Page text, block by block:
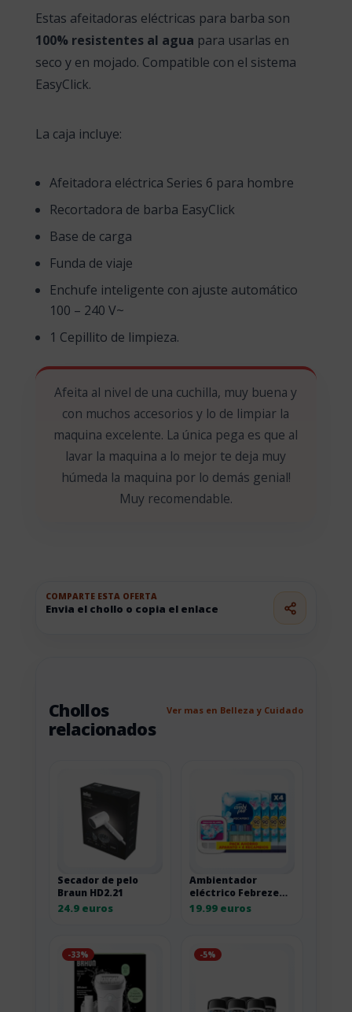
Estas afeitadoras eléctricas para barba son
100% resistentes al agua para usarlas en
seco y en mojado. Compatible con el sistema
EasyClick.
La caja incluye:
Afeitadora eléctrica Series 6 para hombre
Recortadora de barba EasyClick
Base de carga
Funda de viaje
Enchufe inteligente con ajuste automático
100 – 240 V~
1 Cepillito de limpieza.
Afeita al nivel de una cuchilla, muy buena y
con muchos accesorios y lo de limpiar la
maquina excelente. La única pega es que al
lavar la maquina a lo mejor te deja muy
húmeda la maquina por lo demás genial!
Muy recomendable.
COMPARTE ESTA OFERTA
Envia el chollo o copia el enlace
Chollos
relacionados
Ver mas en Belleza y Cuidado
Secador de pelo
Braun HD2.21
24.9 euros
Ambientador
eléctrico Febreze
3Volution con
19.99 euros
-33% -5%